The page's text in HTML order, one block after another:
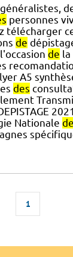
généralistes,
personnes
télécharger
de
de la
A5
des
Nationale de
1